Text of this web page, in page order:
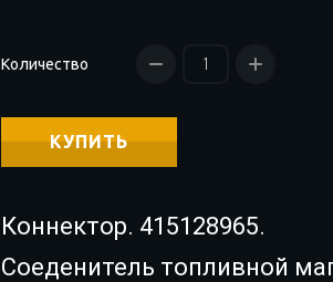
Количество
КУПИТЬ
Коннектор. 415128965.
Соеденитель топливной